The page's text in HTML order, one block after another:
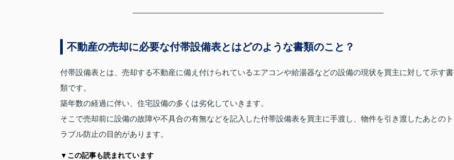
不動産の売却に必要な付帯設備表とはどのような書類のこと？
付帯設備表とは、売却する不動産に備え付けられているエアコンや給湯器などの設備の現状を買主に対して示す書
類です。
築年数の経過に伴い、住宅設備の多くは劣化していきます。
そこで売却前に設備の故障や不具合の有無などを記入した付帯設備表を買主に手渡し、物件を引き渡したあとのト
ラブル防止の目的があります。
▼この記事も読まれています